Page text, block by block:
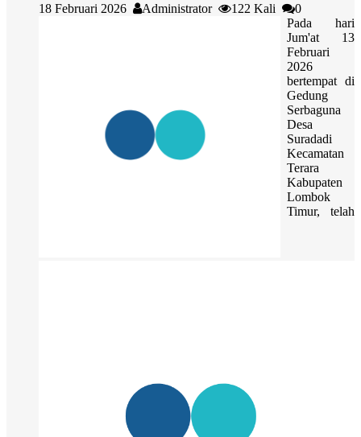
18 Februari 2026 Administrator 122 Kali
0
Pada hari
Jum'at 13
Februari
2026
bertempat di
Gedung
Serbaguna
Desa
Suradadi
Kecamatan
Terara
Kabupaten
Lombok
Timur, telah